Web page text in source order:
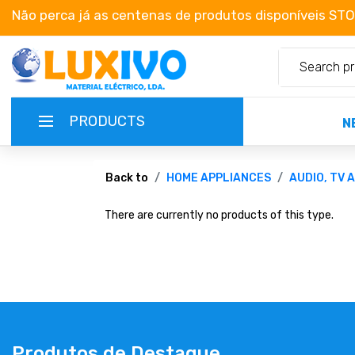
Não perca já as centenas de produtos disponíveis
PRODUCTS
NEW-PRODUCTS
TERMS OF SERVICE
CAMPAIGNS
Back to HOME APPLIANCES AUDIO, TV
There are currently no products of this type.